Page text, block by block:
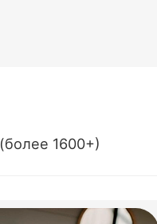
(более 1600+)